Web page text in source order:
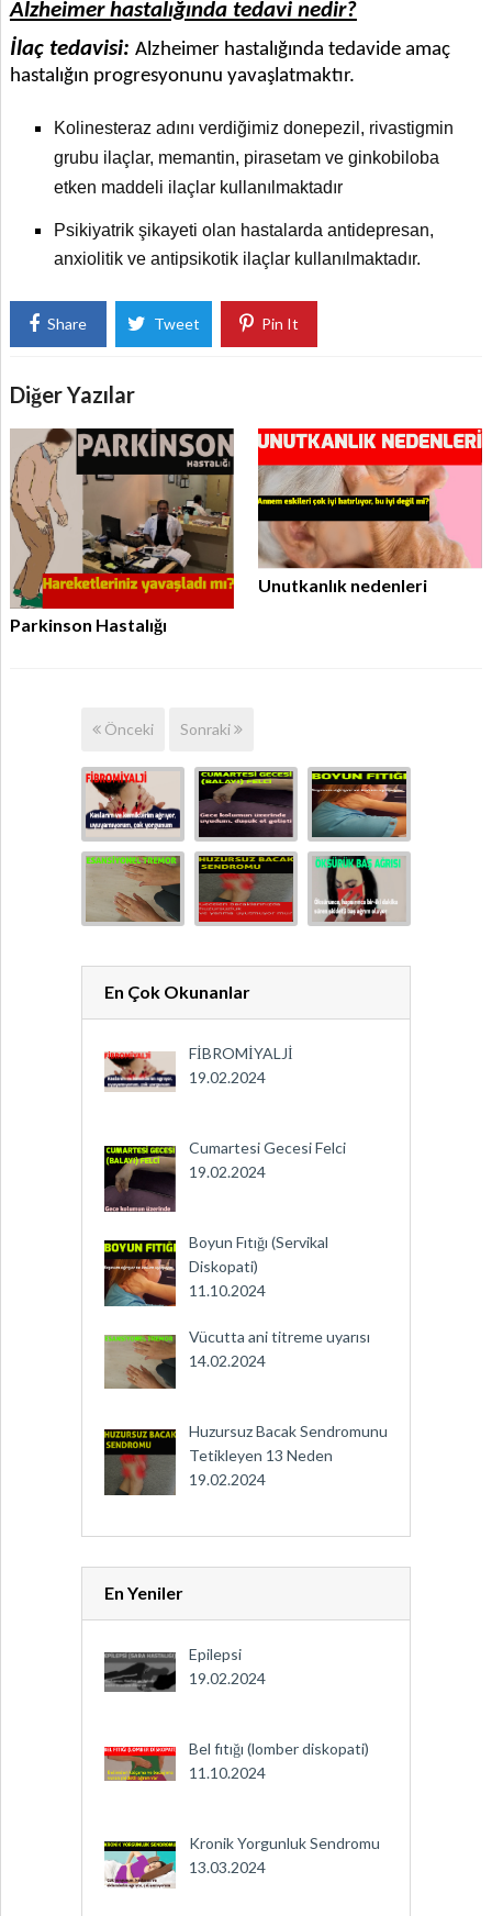
Alzheimer hastalığında tedavi nedir?
İlaç tedavisi: Alzheimer hastalığında tedavide amaç
hastalığın progresyonunu yavaşlatmaktır.
Kolinesteraz adını verdiğimiz donepezil, rivastigmin
grubu ilaçlar, memantin, pirasetam ve ginkobiloba
etken maddeli ilaçlar kullanılmaktadır
Psikiyatrik şikayeti olan hastalarda antidepresan,
anxiolitik ve antipsikotik ilaçlar kullanılmaktadır.
Share Tweet Pin It
Diğer Yazılar
Parkinson Hastalığı
Unutkanlık nedenleri
Önceki Sonraki
En Çok Okunanlar
FİBROMİYALJİ
19.02.2024
Cumartesi Gecesi Felci
19.02.2024
Boyun Fıtığı (Servikal
Diskopati)
11.10.2024
Vücutta ani titreme uyarısı
14.02.2024
Huzursuz Bacak Sendromunu
Tetikleyen 13 Neden
19.02.2024
En Yeniler
Epilepsi
19.02.2024
Bel fıtığı (lomber diskopati)
11.10.2024
Kronik Yorgunluk Sendromu
13.03.2024